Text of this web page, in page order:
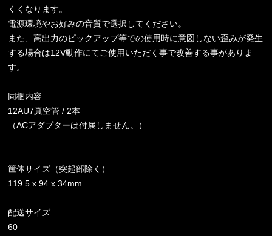
くくなります。
電源環境やお好みの音質で選択してください。
また、高出力のピックアップ等での使用時に意図しない歪みが発生
する場合は12V動作にてご使用いただく事で改善する事がありま
す。
同梱内容
12AU7真空管 / 2本
（ACアダプターは付属しません。）
筺体サイズ（突起部除く）
119.5 x 94 x 34mm
配送サイズ
60